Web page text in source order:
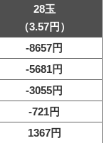
28玉
（3.57円）
-8657円
-5681円
-3055円
-721円
1367円